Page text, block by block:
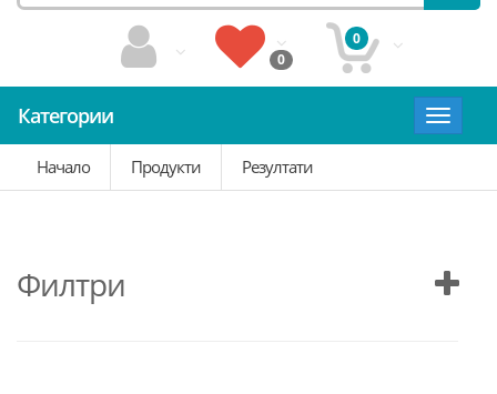
0
0
Категории
Toggle
Начало
Продукти Резултати
Филтри